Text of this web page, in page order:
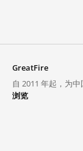
GreatFire
自 2011 年起，为中
浏览